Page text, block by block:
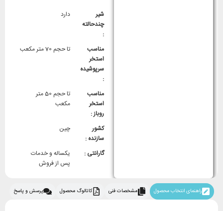
شیر
چندحالته
:
دارد
مناسب
استخر
سرپوشیده
:
تا حجم 70 متر مکعب
مناسب
استخر
روباز :
تا حجم 50 متر
مکعب
کشور
سازنده :
چین
گارانتی :
یکساله و خدمات
پس از فروش
راهنمای انتخاب محصول مشخصات فنی کاتالوگ محصول پرسش و پاسخ